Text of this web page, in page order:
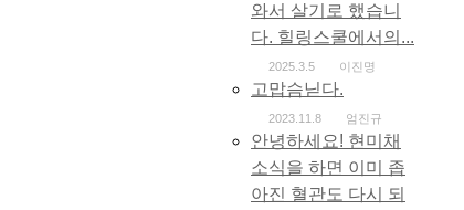
와서 살기로 했습니
다. 힐링스쿨에서의...
2025.3.5 이진명
고맙슴닏다.
2023.11.8 엄진규
안녕하세요! 현미채
소식을 하면 이미 좁
아진 혈관도 다시 되